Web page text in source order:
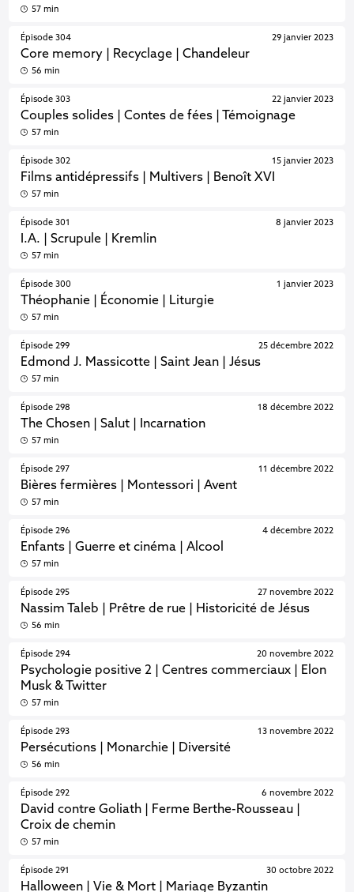
57 min
Épisode 304
Core memory | Recyclage | Chandeleur
29 janvier 2023
56 min
Épisode 303
Couples solides | Contes de fées | Témoignage
22 janvier 2023
57 min
Épisode 302
Films antidépressifs | Multivers | Benoît XVI
15 janvier 2023
57 min
Épisode 301
I.A. | Scrupule | Kremlin
8 janvier 2023
57 min
Épisode 300
Théophanie | Économie | Liturgie
1 janvier 2023
57 min
Épisode 299
Edmond J. Massicotte | Saint Jean | Jésus
25 décembre 2022
57 min
Épisode 298
The Chosen | Salut | Incarnation
18 décembre 2022
57 min
Épisode 297
Bières fermières | Montessori | Avent
11 décembre 2022
57 min
Épisode 296
Enfants | Guerre et cinéma | Alcool
4 décembre 2022
57 min
Épisode 295
Nassim Taleb | Prêtre de rue | Historicité de Jésus
27 novembre 2022
56 min
Épisode 294
Psychologie positive 2 | Centres commerciaux | Elon
Musk & Twitter
20 novembre 2022
57 min
Épisode 293
Persécutions | Monarchie | Diversité
13 novembre 2022
56 min
Épisode 292
David contre Goliath | Ferme Berthe-Rousseau |
Croix de chemin
6 novembre 2022
57 min
Épisode 291
Halloween | Vie & Mort | Mariage Byzantin
30 octobre 2022